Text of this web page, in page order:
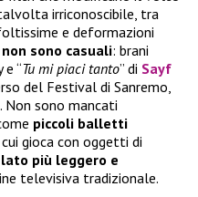
irriconoscibile, tra
e deformazioni
non sono casuali: brani
e “Tu mi piaci tanto” di Sayf
del Festival di Sanremo,
sono mancati
piccoli balletti
gioca con oggetti di
lato più leggero e
televisiva tradizionale.